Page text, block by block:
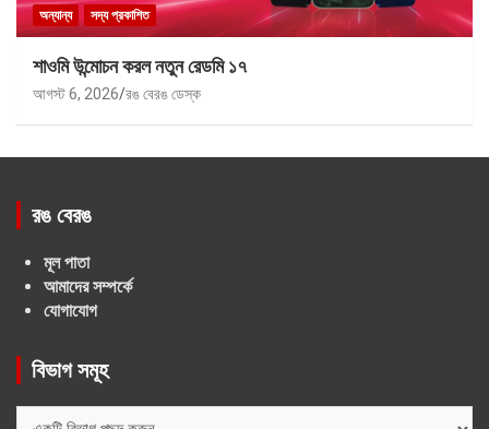
অন্যান্য সদ্য প্রকাশিত
শাওমি উন্মোচন করল নতুন রেডমি ১৭
আগস্ট 6, 2026 রঙ বেরঙ ডেস্ক
রঙ বেরঙ
মূল পাতা
আমাদের সম্পর্কে
যোগাযোগ
বিভাগ সমূহ